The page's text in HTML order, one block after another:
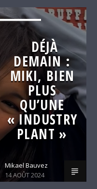
C'EST DÉJÀ
DÉJÀ
DEMAIN :
MIKI, BIEN
PLUS
QU’UNE
« INDUSTRY
PLANT »
Mikael Bauvez
14 AOÛT 2024